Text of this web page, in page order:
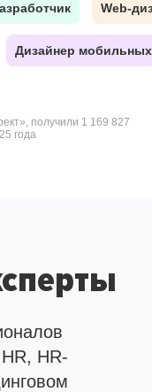
Web-
Дизайнер
получили 1 169 827
года
HR-